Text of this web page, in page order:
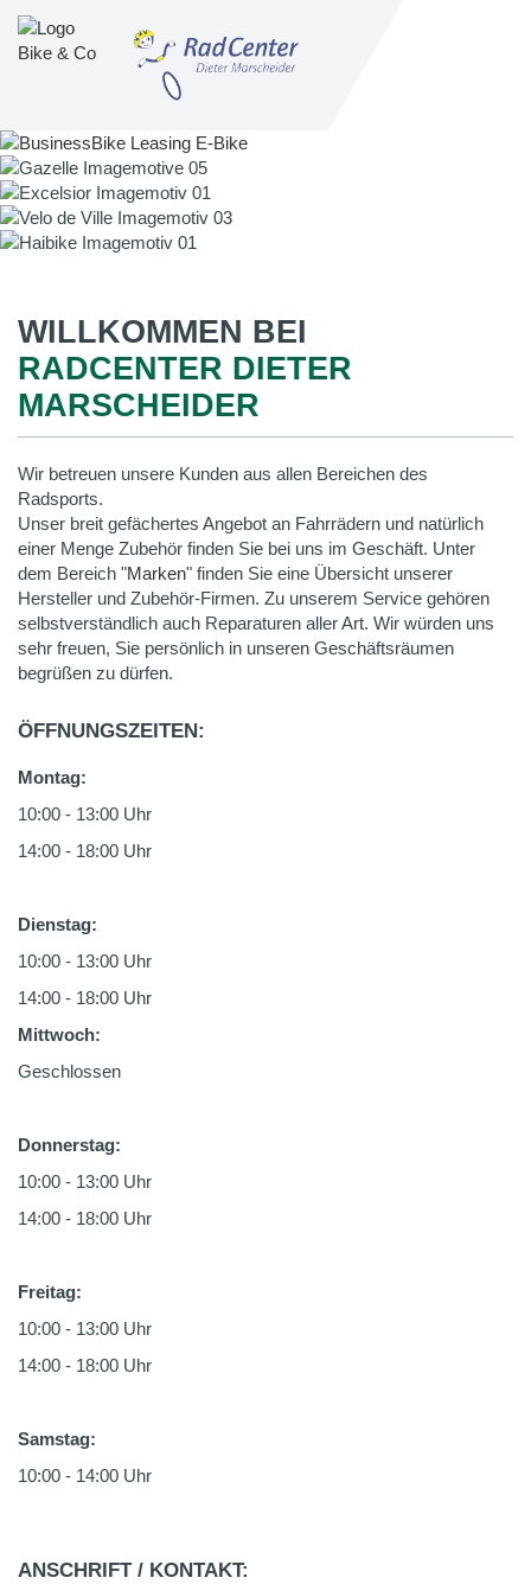
WILLKOMMEN BEI
RADCENTER DIETER
MARSCHEIDER
Wir betreuen unsere Kunden aus allen Bereichen des
Radsports.
Unser breit gefächertes Angebot an Fahrrädern und natürlich
einer Menge Zubehör finden Sie bei uns im Geschäft. Unter
dem Bereich "Marken" finden Sie eine Übersicht unserer
Hersteller und Zubehör-Firmen. Zu unserem Service gehören
selbstverständlich auch Reparaturen aller Art. Wir würden uns
sehr freuen, Sie persönlich in unseren Geschäftsräumen
begrüßen zu dürfen.
ÖFFNUNGSZEITEN:
Montag:
10:00 - 13:00 Uhr
14:00 - 18:00 Uhr
Dienstag:
10:00 - 13:00 Uhr
14:00 - 18:00 Uhr
Mittwoch:
Geschlossen
Donnerstag:
10:00 - 13:00 Uhr
14:00 - 18:00 Uhr
Freitag:
10:00 - 13:00 Uhr
14:00 - 18:00 Uhr
Samstag:
10:00 - 14:00 Uhr
ANSCHRIFT / KONTAKT: